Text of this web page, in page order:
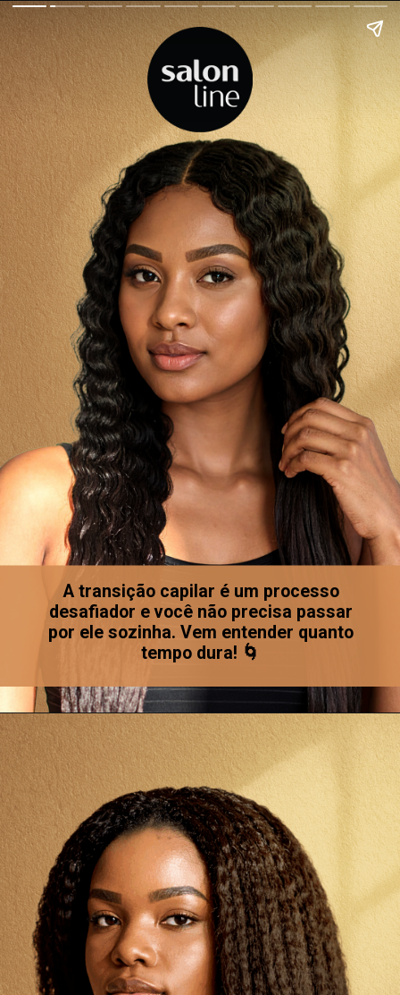
A transição capilar é um processo
desafiador e você não precisa passar
por ele sozinha. Vem entender quanto
tempo dura! 🌀